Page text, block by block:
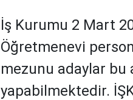
İş Kurumu 2 Mart
Öğretmenevi
mezunu adaylar bu
yapabilmektedir.